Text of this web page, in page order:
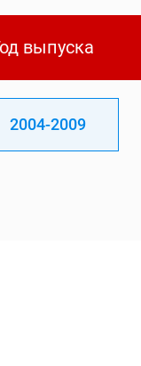
выпуска
2004-2009